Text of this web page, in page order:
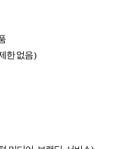
한 없음)